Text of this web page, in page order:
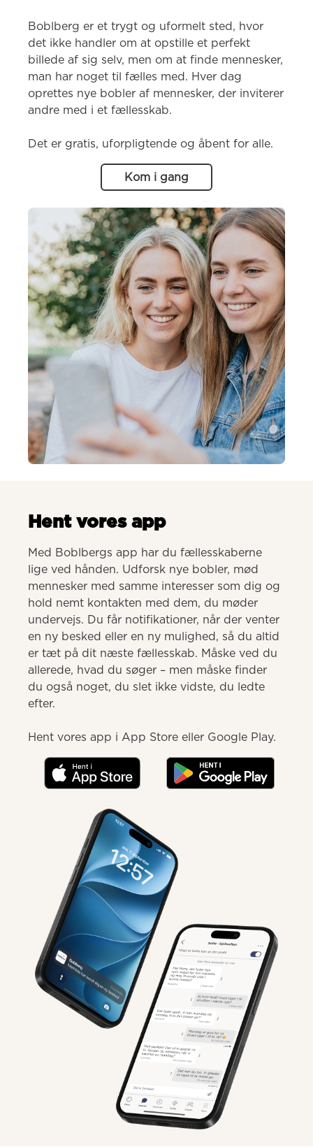
Boblberg er et trygt og uformelt sted, hvor
det ikke handler om at opstille et perfekt
billede af sig selv, men om at finde mennesker,
man har noget til fælles med. Hver dag
oprettes nye bobler af mennesker, der inviterer
andre med i et fællesskab.
Det er gratis, uforpligtende og åbent for alle.
Kom i gang
Hent vores app
Med Boblbergs app har du fællesskaberne
lige ved hånden. Udforsk nye bobler, mød
mennesker med samme interesser som dig og
hold nemt kontakten med dem, du møder
undervejs. Du får notifikationer, når der venter
en ny besked eller en ny mulighed, så du altid
er tæt på dit næste fællesskab. Måske ved du
allerede, hvad du søger – men måske finder
du også noget, du slet ikke vidste, du ledte
efter.
Hent vores app i App Store eller Google Play.